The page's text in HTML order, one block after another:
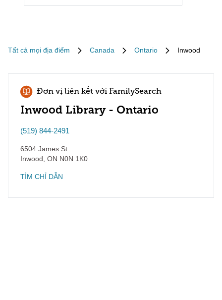
Tất cả mọi địa điểm Canada Ontario Inwood
Đơn vị liên kết với FamilySearch
Inwood Library - Ontario
(519) 844-2491
6504 James St
Inwood ON N0N 1K0
TÌM CHỈ DẪN